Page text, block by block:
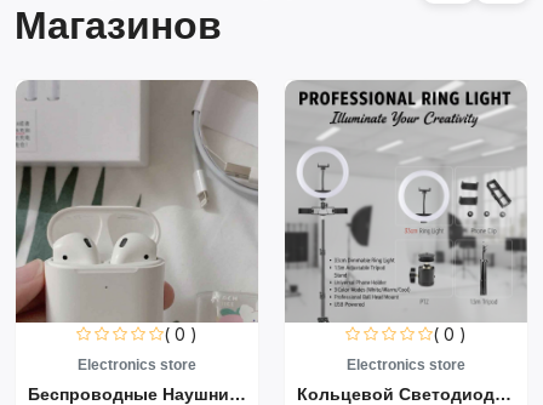
Магазинов
( 0 )
Electronics store
Беспроводные Наушники Air...
( 0 )
Electronics store
Кольцевой Светодиодный Св...